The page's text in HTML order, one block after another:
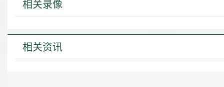
相关录像
相关资讯